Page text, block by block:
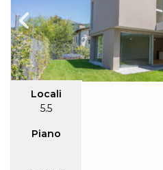
Locali
5.5
Piano